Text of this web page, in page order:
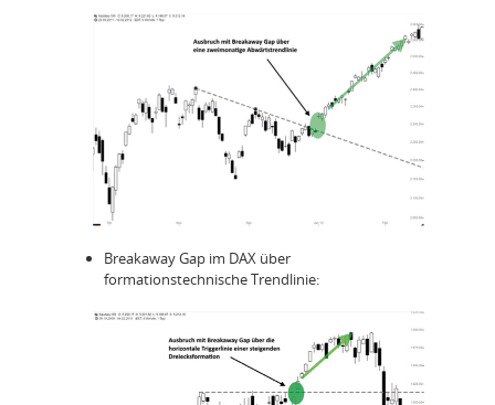
Breakaway Gap im DAX über
formationstechnische Trendlinie: